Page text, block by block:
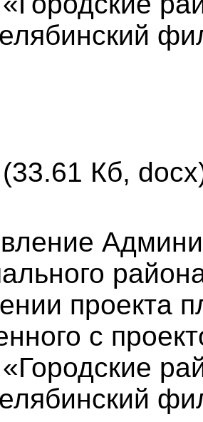
(33.61 Кб,
проекта
с